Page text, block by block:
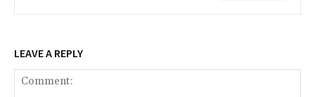
LEAVE A REPLY